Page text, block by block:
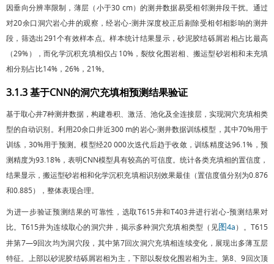
因垂向分辨率限制，薄层（小于30 cm）的测井数据易受相邻测井段干扰。通过
对20余口洞穴岩心井的观察，经岩心-测井深度校正后剔除受相邻相影响的测井
段，筛选出291个有效样本点。样本统计结果显示，砂泥胶结砾屑岩相占比最高
（29%），而化学沉积充填相仅占10%，裂纹化围岩相、搬运型砂岩相和未充填
相分别占比14%，26%，21%。
3.1.3 基于CNN的洞穴充填相预测结果验证
基于取心井7种测井数据，构建卷积、激活、池化及全连接层，实现洞穴充填相类
型的自动识别。利用20余口井近300 m的岩心-测井数据训练模型，其中70%用于
训练，30%用于预测。模型经20 000次迭代后趋于收敛，训练精度达96.1%，预
测精度为93.18%，表明CNN模型具有较高的可信度。统计各类充填相的置信度，
结果显示，搬运型砂岩相和化学沉积充填相识别效果最佳（置信度值分别为0.876
和0.885），整体表现合理。
为进一步验证预测结果的可靠性，选取T615井和T403井进行岩心-预测结果对
比。T615井为连续取心的洞穴井，揭示多种洞穴充填相类型（见图4a ）。T615
井第7—9回次均为洞穴段，其中第7回次洞穴充填相连续变化，展现出多薄互层
特征。上部以砂泥胶结砾屑岩相为主，下部以裂纹化围岩相为主。第8、9回次顶